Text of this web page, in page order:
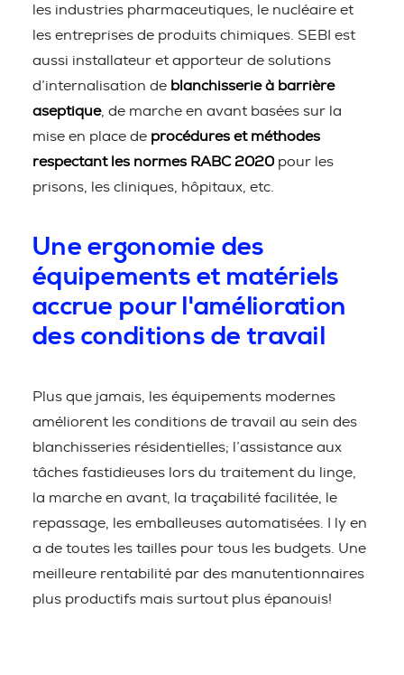
les industries pharmaceutiques, le nucléaire et
les entreprises de produits chimiques. SEBI est
aussi installateur et apporteur de solutions
d’internalisation de blanchisserie à barrière
aseptique, de marche en avant basées sur la
mise en place de procédures et méthodes
respectant les normes RABC 2020 pour les
prisons, les cliniques, hôpitaux, etc.
Une ergonomie des
équipements et matériels
accrue pour l'amélioration
des conditions de travail
Plus que jamais, les équipements modernes
améliorent les conditions de travail au sein des
blanchisseries résidentielles; l’assistance aux
tâches fastidieuses lors du traitement du linge,
la marche en avant, la traçabilité facilitée, le
repassage, les emballeuses automatisées. I ly en
a de toutes les tailles pour tous les budgets. Une
meilleure rentabilité par des manutentionnaires
plus productifs mais surtout plus épanouis!